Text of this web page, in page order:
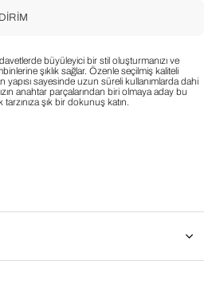
büyüleyici bir stil oluşturmanızı ve
şıklık sağlar. Özenle seçilmiş kaliteli
sayesinde uzun süreli kullanımlarda dahi
anahtar parçalarından biri olmaya aday bu
şık bir dokunuş katın.